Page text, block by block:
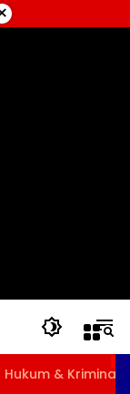
Hukum & Kriminal